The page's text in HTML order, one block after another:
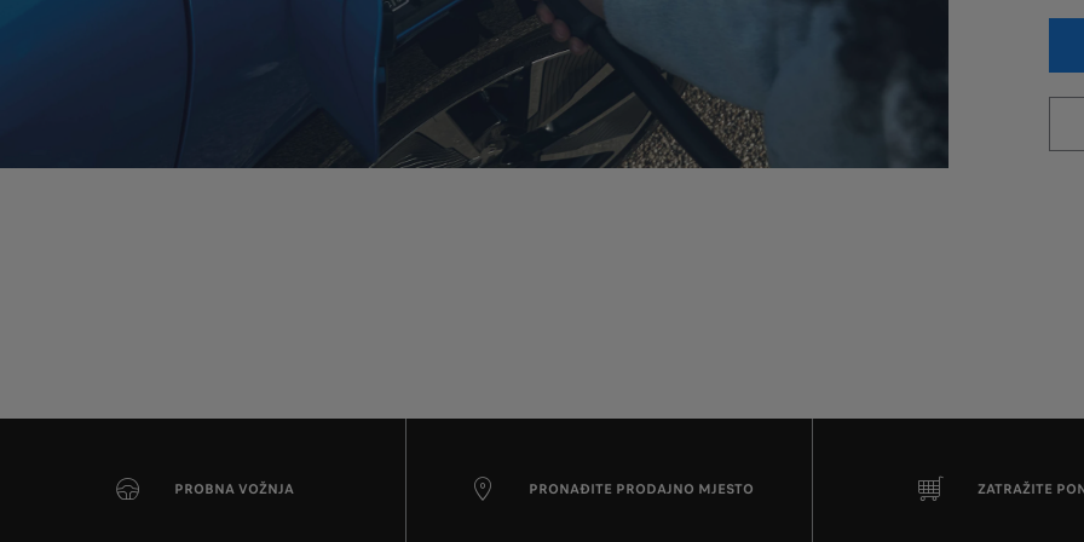
POGLEDAJTE IZBOR PRIKLJUČNIH HIBRIDNIH VOZILA
PROBNA VOŽNJA PRONAĐITE PRODAJNO MJESTO ZATRAŽITE